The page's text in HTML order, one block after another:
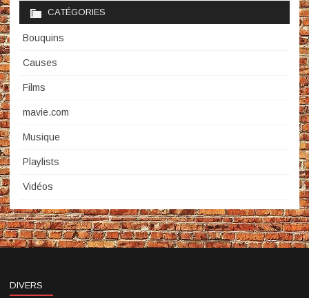
CATÉGORIES
Bouquins
Causes
Films
mavie.com
Musique
Playlists
Vidéos
DIVERS